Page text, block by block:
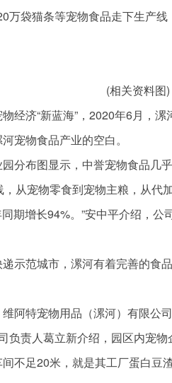
万袋猫条等宠物食品走下生产
(相关资料图)
经济“新蓝海”，2020年6月，
宠物食品产业的空白。
分布图显示，中誉宠物食品几
从宠物零食到宠物主粮，从代
期增长94%。”安中平介绍，
示范城市，漯河有着完善的食
阿特宠物用品（漯河）有限公
负责人葛立新介绍，园区内宠物
不足20米，就是其工厂蛋白